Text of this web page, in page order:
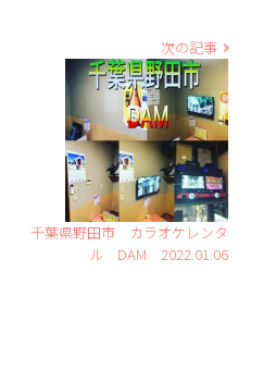
次の記事
千葉県野田市 カラオケレンタ
ル DAM 2022.01.06